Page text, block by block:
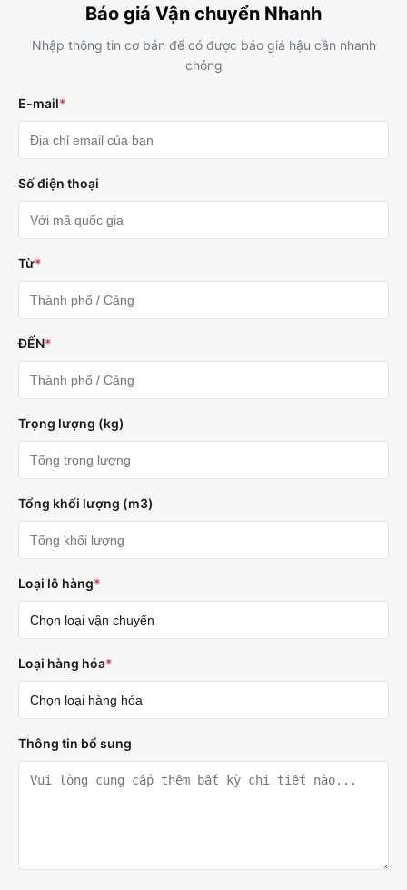
Báo giá Vận chuyển Nhanh
Nhập thông tin cơ bản để có được báo giá hậu cần nhanh
chóng
E-mail*
Số điện thoại
Từ*
ĐẾN*
Trọng lượng (kg)
Tổng khối lượng (m3)
Loại lô hàng*
Loại hàng hóa*
Thông tin bổ sung